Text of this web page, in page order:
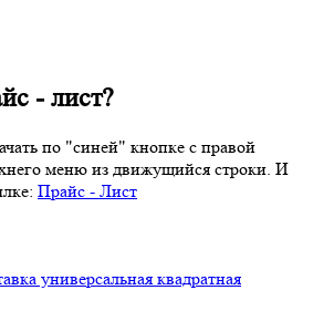
- лист?
по "синей" кнопке с правой
меню из движущийся строки. И
Прайс - Лист